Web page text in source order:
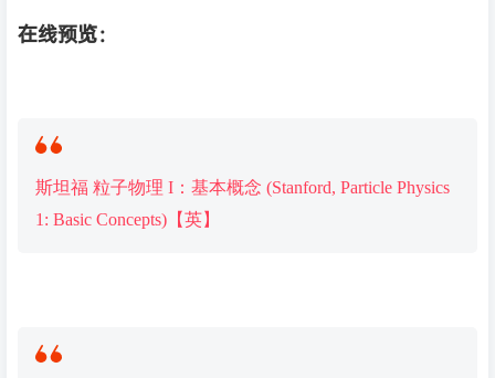
在线预览：
斯坦福 粒子物理 I：基本概念 (Stanford, Particle Physics
1: Basic Concepts)【英】